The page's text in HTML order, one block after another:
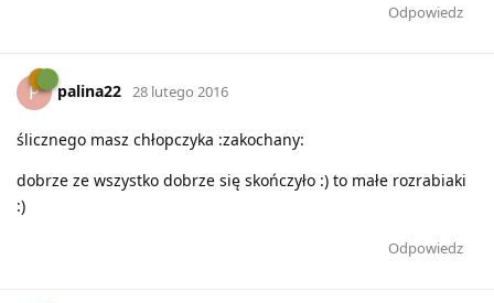
Odpowiedz
P palina22 28 lutego 2016
ślicznego masz chłopczyka :zakochany:
dobrze ze wszystko dobrze się skończyło :) to małe rozrabiaki
:)
Odpowiedz